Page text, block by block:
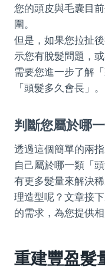
您的頭皮與毛囊目
圍。
但是，如果您拉扯
示您有脫髮問題，
需要您進一步了解
「頭髮多久會長」。
判斷您屬於哪
透過這個簡單的兩
自己屬於哪一類「
有更多髮量來解決
理造型呢？文章接
的需求，為您提供
重建豐盈髮